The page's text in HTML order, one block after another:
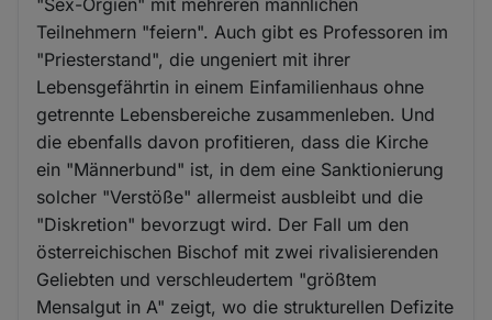
"Sex-Orgien" mit mehreren männlichen
Teilnehmern "feiern". Auch gibt es Professoren im
"Priesterstand", die ungeniert mit ihrer
Lebensgefährtin in einem Einfamilienhaus ohne
getrennte Lebensbereiche zusammenleben. Und
die ebenfalls davon profitieren, dass die Kirche
ein "Männerbund" ist, in dem eine Sanktionierung
solcher "Verstöße" allermeist ausbleibt und die
"Diskretion" bevorzugt wird. Der Fall um den
österreichischen Bischof mit zwei rivalisierenden
Geliebten und verschleudertem "größtem
Mensalgut in A" zeigt, wo die strukturellen Defizite